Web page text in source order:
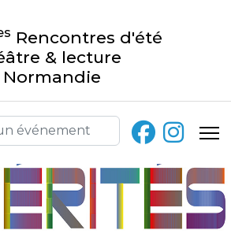
Rencontres d'été
& lecture
Normandie